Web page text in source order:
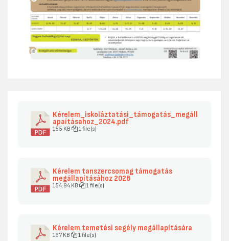
Kérelem_iskoláztatási_támogatás_megáll
apaításahoz_2024.pdf
155 KB 1 file(s)
Kérelem tanszercsomag támogatás
megállapításához 2026
154.94 KB 1 file(s)
Kérelem temetési segély megállapítására
167 KB 1 file(s)